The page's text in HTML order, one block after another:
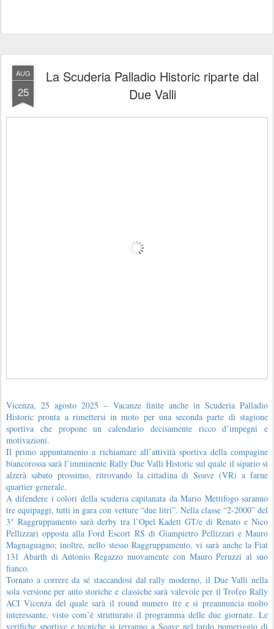
AUG
25
La Scuderia Palladio Historic riparte dal
Due Valli
Vicenza, 25 agosto 2025 – Vacanze finite anche in Scuderia Palladio
Historic pronta a rimettersi in moto per una seconda parte di stagione
sportiva che propone un calendario decisamente ricco d’impegni e
motivazioni.
Il primo appuntamento a richiamare all’attività sportiva della compagine
biancorossa sarà l’imminente Rally Due Valli Historic sul quale il sipario si
alzerà sabato prossimo, ritrovando la cittadina di Soave (VR) a farne
quartier generale.
A difendere i colori della scuderia capitanata da Mario Mettifogo saranno
tre equipaggi, tutti in gara con vetture “due litri”. Nella classe “2-2000” del
3° Raggruppamento sarà derby tra l’Opel Kadett GT/e di Renato e Nico
Pellizzari opposta alla Ford Escort RS di Giampietro Pellizzari e Mauro
Magnaguagno; inoltre, nello stesso Raggruppamento, vi sarà anche la Fiat
131 Abarth di Antonio Regazzo nuovamente con Mauro Peruzzi al suo
fianco.
Tornato a correre da sé staccandosi dal rally moderno, il Due Valli nella
sola versione per auto storiche e classiche sarà valevole per il Trofeo Rally
ACI Vicenza del quale sarà il round numero tre e si preannuncia molto
interessante, visto com’è strutturato il programma delle due giornate. Le
verifiche sportive e tecniche si terranno a Soave nel tardo pomeriggio di